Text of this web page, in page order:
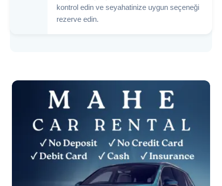
kontrol edin ve seyahatinize uygun seçeneği
rezerve edin.